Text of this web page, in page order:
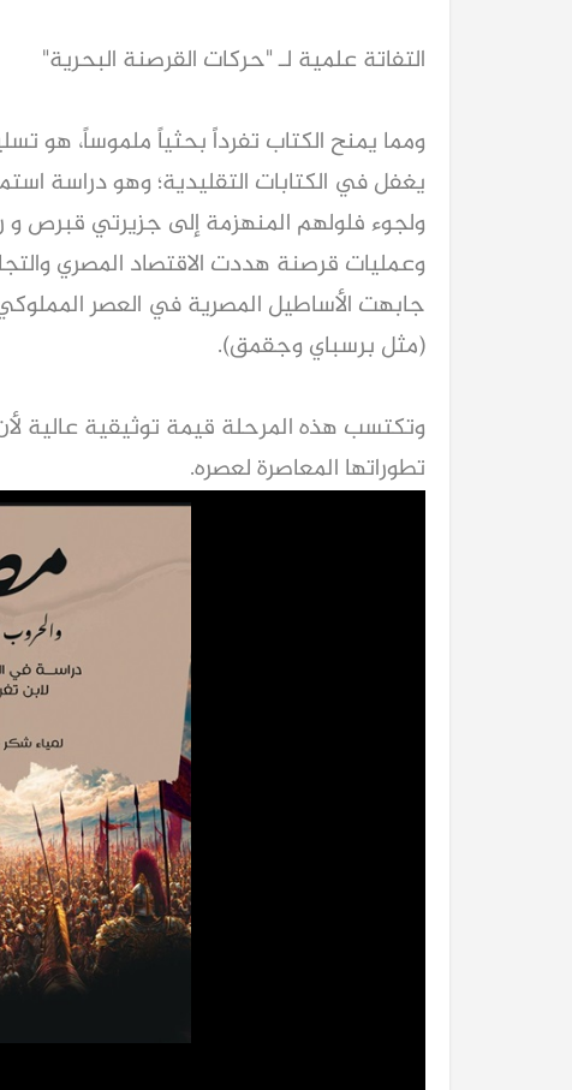
التفاتة علمية لـ "حركات القرصنة البحرية"
ومما يمنح الكتاب تفرداً بحثياً ملموساً، هو
يغفل في الكتابات التقليدية؛ وهو دراسة
ولجوء فلولهم المنهزمة إلى جزيرتي
وعمليات قرصنة هددت الاقتصاد المصري
جابهت الأساطيل المصرية في العصر
(مثل برسباي وجقمق).
وتكتسب هذه المرحلة قيمة توثيقية عالية
تطوراتها المعاصرة لعصره.